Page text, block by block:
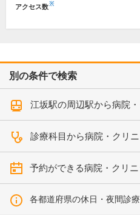
アクセス数※
別の条件で検索
江坂駅の周辺駅から病院
診療科目から病院・クリ
予約ができる病院・クリ
各都道府県の休日・夜間診